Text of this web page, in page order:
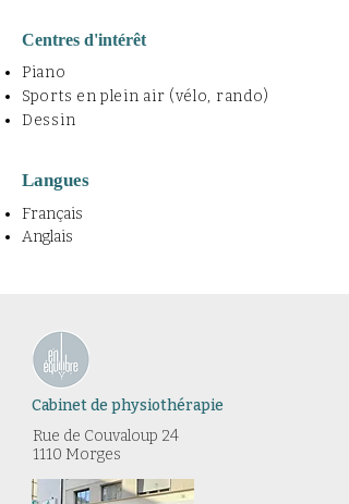
Centres d'intérêt
Piano
Sports en plein air (vélo, rando)
Dessin
Langues
Français
Anglais
Cabinet de physiothérapie
Rue de Couvaloup 24​
1110 Morges